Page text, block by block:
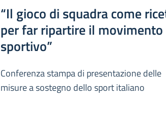
“Il gioco di squadra come
per far ripartire il movimento
sportivo”
Conferenza stampa di presentazione delle
misure a sostegno dello sport italiano